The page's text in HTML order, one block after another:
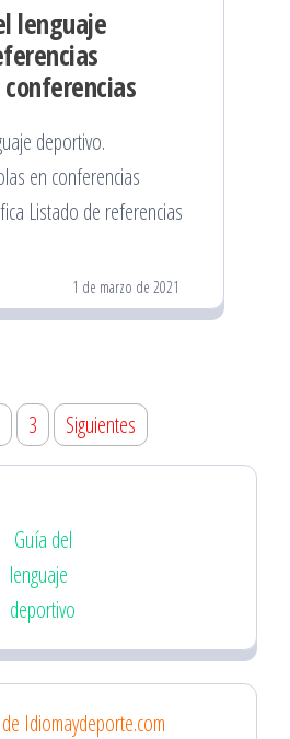
lenguaje
deportivo.
en conferencias
Listado de referencias
1 de marzo de 2021
3 Siguientes
Guía del
lenguaje
deportivo
Idiomaydeporte.com